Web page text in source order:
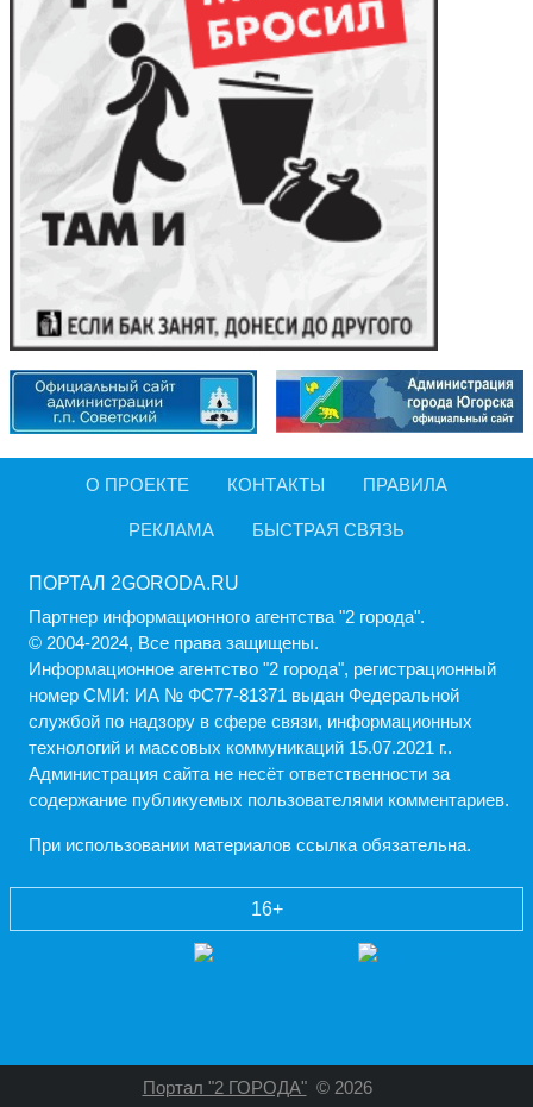
О ПРОЕКТЕ КОНТАКТЫ ПРАВИЛА
РЕКЛАМА БЫСТРАЯ СВЯЗЬ
ПОРТАЛ 2GORODA.RU
Партнер информационного агентства "2 города".
© 2004-2024, Все права защищены.
Информационное агентство "2 города", регистрационный
номер СМИ: ИА № ФС77-81371 выдан Федеральной
службой по надзору в сфере связи, информационных
технологий и массовых коммуникаций 15.07.2021 г..
Администрация cайта не несёт ответственности за
содержание публикуемых пользователями комментариев.
При использовании материалов ссылка обязательна.
16+
Портал "2 ГОРОДА" © 2026